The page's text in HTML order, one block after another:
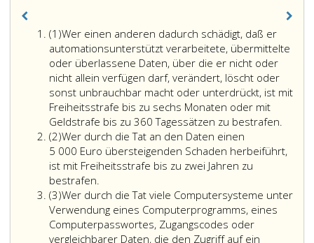
(1)Absatz
eins
Wer einen anderen dadurch schädigt, daß er
automationsunterstützt verarbeitete, übermittelte
oder überlassene Daten, über die er nicht oder
nicht allein verfügen darf, verändert, löscht oder
sonst unbrauchbar macht oder unterdrückt, ist mit
Freiheitsstrafe bis zu sechs Monaten oder mit
Geldstrafe bis zu 360 Tagessätzen zu bestrafen.
(2)Absatz
2
Wer durch die Tat an den Daten einen
5 000 Euro übersteigenden Schaden herbeiführt,
ist mit Freiheitsstrafe bis zu zwei Jahren zu
bestrafen.
(3)Absatz
3
Wer durch die Tat viele Computersysteme unter
Verwendung eines Computerprogramms, eines
Computerpasswortes, Zugangscodes oder
vergleichbarer Daten, die den Zugriff auf ein